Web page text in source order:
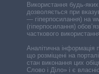
Використання будь-
дозволяється при
— гіперпосилання) на
(гіперпосилання)
часткового
Аналітична інформація
що розміщені на
стан виконання цих
Слово і Діло» і є